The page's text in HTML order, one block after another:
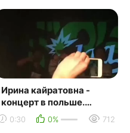
Ирина кайратовна -
концерт в польше.
варшава.
13.12.2019.mp4
0:30 0% 712